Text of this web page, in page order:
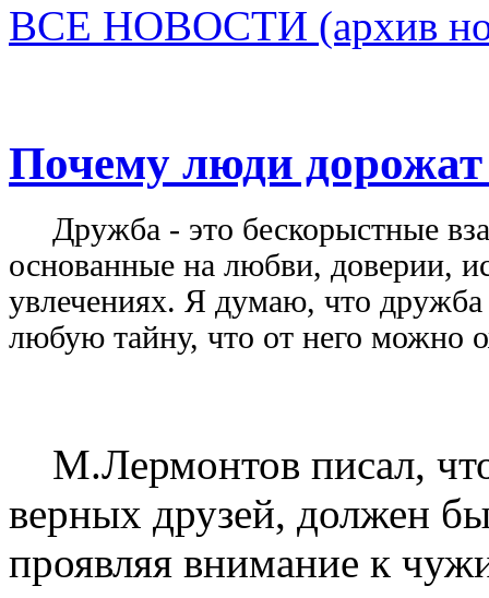
ВСЕ НОВОСТИ (архив
Почему люди
Дружба - это бескорыстные
основанные на любви, доверии,
увлечениях. Я думаю, что
любую тайну, что от него можно
М.Лермонтов писал,
верных друзей, должен
проявляя внимание к